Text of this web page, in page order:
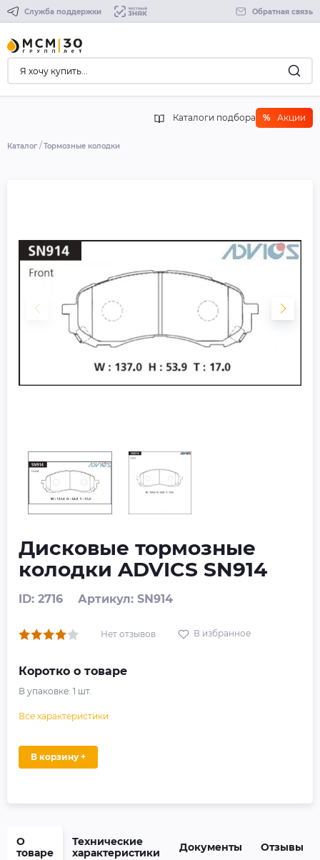
Служба поддержки Обратная связь
Каталоги подбора % Акции
Каталог Тормозные колодки
Дисковые тормозные
колодки ADVICS SN914
ID: 2716 Артикул: SN914
Нет отзывов В избранное
Коротко о товаре
В упаковке: 1 шт.
Все характеристики
В корзину +
О
товаре
Технические
характеристики
Документы Отзывы